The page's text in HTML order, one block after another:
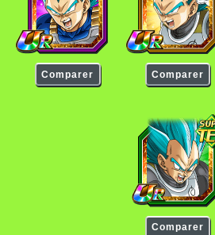
Comparer Comparer
Comparer
Vegeta Super